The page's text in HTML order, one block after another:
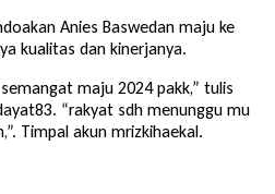
Anies Baswedan maju ke
kualitas dan kinerjanya.
maju 2024 pakk,” tulis
“rakyat sdh menunggu mu
Timpal akun mrizkihaekal.